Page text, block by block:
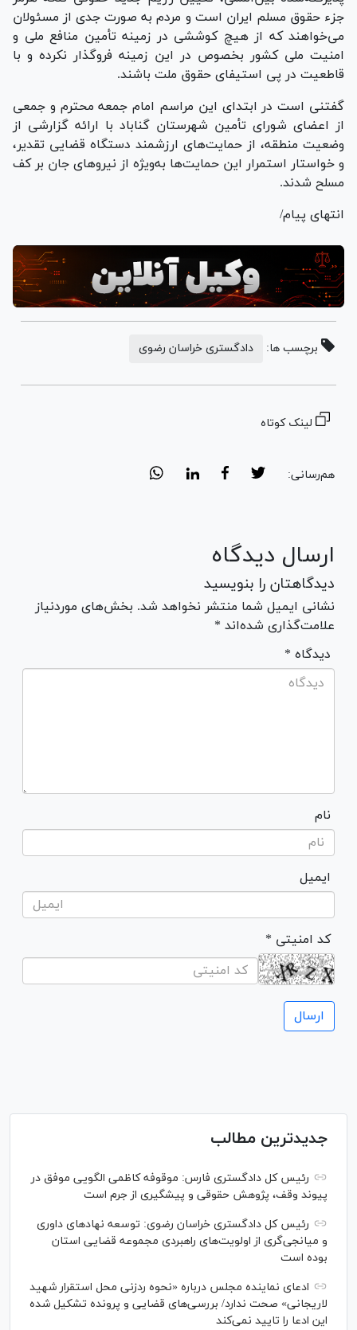
جزء حقوق مسلم ایران است و مردم به صورت جدی از مسئولان
می‌خواهند که از هیچ کوششی در زمینه تأمین منافع ملی و
امنیت ملی کشور بخصوص در این زمینه فروگذار نکرده و با
قاطعیت در پی استیفای حقوق ملت باشند.
گفتنی است در ابتدای این مراسم امام جمعه محترم و جمعی
از اعضای شورای تأمین شهرستان گناباد با ارائه گزارشی از
وضعیت منطقه، از حمایت‌های ارزشمند دستگاه قضایی تقدیر،
و خواستار استمرار این حمایت‌ها به‌ویژه از نیرو‌های جان بر کف
مسلح شدند.
انتهای پیام/
برچسب ها: دادگستری خراسان رضوی
لینک کوتاه
هم‌رسانی:
ارسال دیدگاه
دیدگاهتان را بنویسید
نشانی ایمیل شما منتشر نخواهد شد. بخش‌های موردنیاز
علامت‌گذاری شده‌اند *
* دیدگاه
نام
ایمیل
* کد امنیتی
جدیدترین مطالب
رئیس کل دادگستری فارس: موقوفه کاظمی الگویی موفق در
پیوند وقف، پژوهش حقوقی و پیشگیری از جرم است
رئیس کل دادگستری خراسان رضوی: توسعه نهاد‌های داوری
و میانجی‌گری از اولویت‌های راهبردی مجموعه قضایی استان
بوده است
ادعای نماینده مجلس درباره «نحوه ردزنی محل استقرار شهید
لاریجانی» صحت ندارد/ بررسی‌های قضایی و پرونده تشکیل شده
این ادعا را تایید نمی‌کند